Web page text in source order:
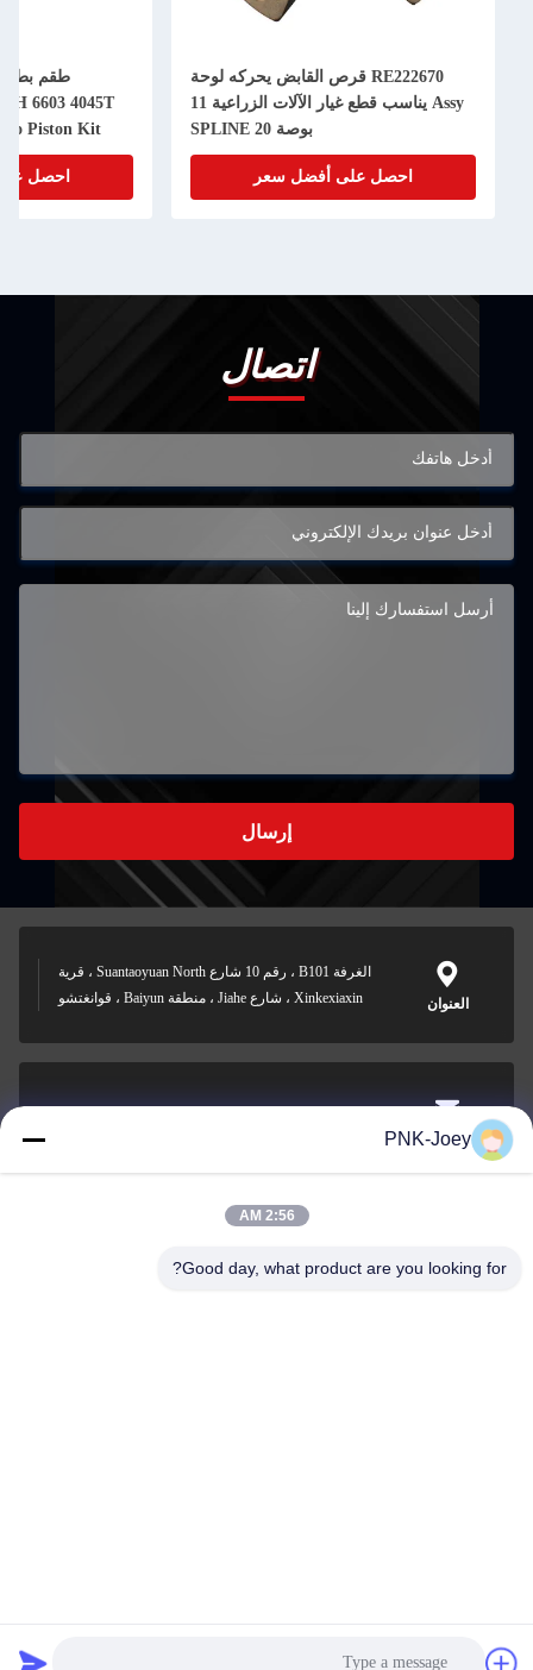
RE222670 قرص القابض يحركه لوحة
Assy يناسب قطع غيار الآلات الزراعية 11
بوصة 20 SPLINE
احصل على أفضل سعر
6603 4045T
Piston Kit
احصل
اتصال
إرسال
العنوان
الغرفة B101 ، رقم 10 شارع Suantaoyuan North ، قرية
Xinkexiaxin ، شارع Jiahe ، منطقة Baiyun ، قوانغتشو
البريد
xianzhihao@gzxingchao.info
008613580404923
PNK-Joey
2:56 AM
Good day, what product are you looking for?